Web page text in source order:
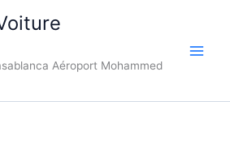
Aéroport Mohammed